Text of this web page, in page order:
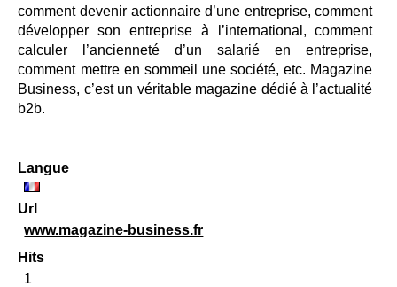
comment devenir actionnaire d’une entreprise, comment
développer son entreprise à l’international, comment
calculer l’ancienneté d’un salarié en entreprise,
comment mettre en sommeil une société, etc. Magazine
Business, c’est un véritable magazine dédié à l’actualité
b2b.
Langue
Url
www.magazine-business.fr
Hits
1